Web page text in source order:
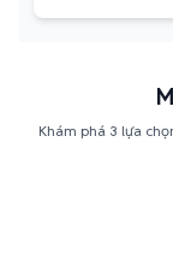
Khám phá 3 lựa